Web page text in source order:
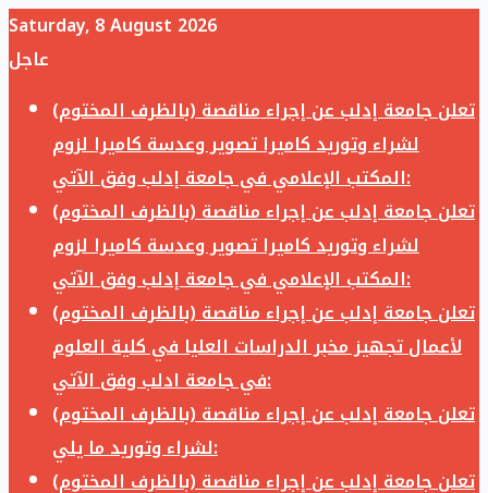
Saturday, 8 August 2026
عاجل
تعلن جامعة إدلب عن إجراء مناقصة (بالظرف المختوم)
لشراء وتوريد كاميرا تصوير وعدسة كاميرا لزوم
المكتب الإعلامي في جامعة إدلب وفق الآتي:
تعلن جامعة إدلب عن إجراء مناقصة (بالظرف المختوم)
لشراء وتوريد كاميرا تصوير وعدسة كاميرا لزوم
المكتب الإعلامي في جامعة إدلب وفق الآتي:
تعلن جامعة إدلب عن إجراء مناقصة (بالظرف المختوم)
لأعمال تجهيز مخبر الدراسات العليا في كلية العلوم
في جامعة ادلب وفق الآتي:
تعلن جامعة إدلب عن إجراء مناقصة (بالظرف المختوم)
لشراء وتوريد ما يلي:
تعلن جامعة إدلب عن إجراء مناقصة (بالظرف المختوم)